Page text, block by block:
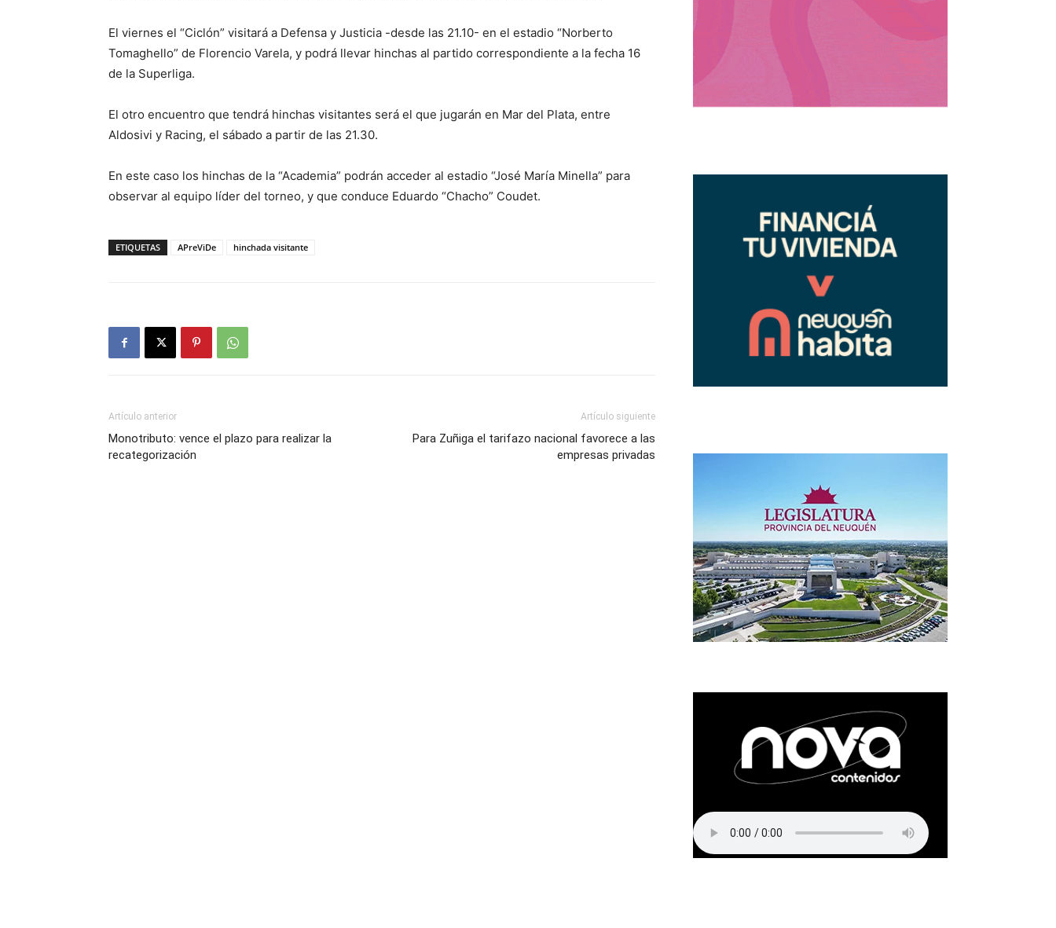
El viernes el “Ciclón” visitará a Defensa y Justicia -desde las 21.10- en el estadio “Norberto
Tomaghello” de Florencio Varela, y podrá llevar hinchas al partido correspondiente a la fecha 16
de la Superliga.
El otro encuentro que tendrá hinchas visitantes será el que jugarán en Mar del Plata, entre
Aldosivi y Racing, el sábado a partir de las 21.30.
En este caso los hinchas de la “Academia” podrán acceder al estadio “José María Minella” para
observar al equipo líder del torneo, y que conduce Eduardo “Chacho” Coudet.
ETIQUETAS APreViDe hinchada visitante
Artículo anterior
Monotributo: vence el plazo para realizar la
recategorización
Artículo siguiente
Para Zuñiga el tarifazo nacional favorece a las
empresas privadas